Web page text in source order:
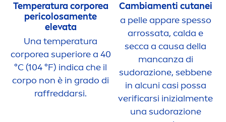
Temperatura corporea
pericolosamente
elevata
Una temperatura
corporea superiore a 40
°C (104 °F) indica che il
corpo non è in grado di
raffreddarsi.
Cambiamenti cutanei
a pelle appare spesso
arrossata, calda e
secca a causa della
mancanza di
sudorazione, sebbene
in alcuni casi possa
verificarsi inizialmente
una sudorazione